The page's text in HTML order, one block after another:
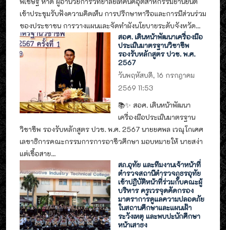
เข้าประชุมรับฟังความคิดเห็น การปรึกษาหารือและการมีส่วนร่วม
ของประชาชน การวางแผนและจัดทำผังนโยบายระดับจังหวัด...
สอศ. เดินหน้าพัฒนาเครื่องมือ
ประเมินมาตรฐานวิชาชีพ
รองรับหลักสูตร ปวช. พ.ศ.
2567
วันพฤหัสบดี, 16 กรกฎาคม
2569 11:53
📚✨ สอศ. เดินหน้าพัฒนา
เครื่องมือประเมินมาตรฐาน
วิชาชีพ รองรับหลักสูตร ปวช. พ.ศ. 2567 นายยศพล เวณุโกเศศ
เลขาธิการคณะกรรมการการอาชีวศึกษา มอบหมายให้ นายสง่า
แต่เชื้อสาย...
สภ.อุทัย และทีมงานเจ้าหน้าที่
ตำรวจสถานีตำรวจภูธรอุทัย
เข้าปฏิบัติหน้าที่ร่วมกับคณะผู้
บริหาร ครูเวรจุดคัดกรอง
มาตราการดูแลความปลอดภัย
ในสถานศึกษาและแผนเฝ้า
ระวังเหตุ และพบปะนักศึกษา
หน้าเสาธง